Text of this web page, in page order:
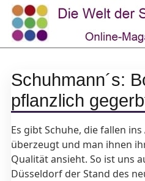
Schuhmann´s:
pflanzlich
Es gibt Schuhe, die fallen
überzeugt und man ihnen
Qualität ansieht. So ist uns
Düsseldorf der Stand des